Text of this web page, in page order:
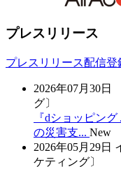
プレスリリース
プレスリリース配信登
2026年07月30日
グ〕
『dショッピン
の災害支... New
2026年05月29日
ケティング〕